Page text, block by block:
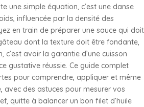
une simple équation, c’est une danse
influencée par la densité des
en train de préparer une sauce qui doit
dont la texture doit être fondante,
c’est avoir la garantie d’une cuisson
gustative réussie. Ce guide complet
pour comprendre, appliquer et même
avec des astuces pour mesurer vos
quitte à balancer un bon filet d’huile